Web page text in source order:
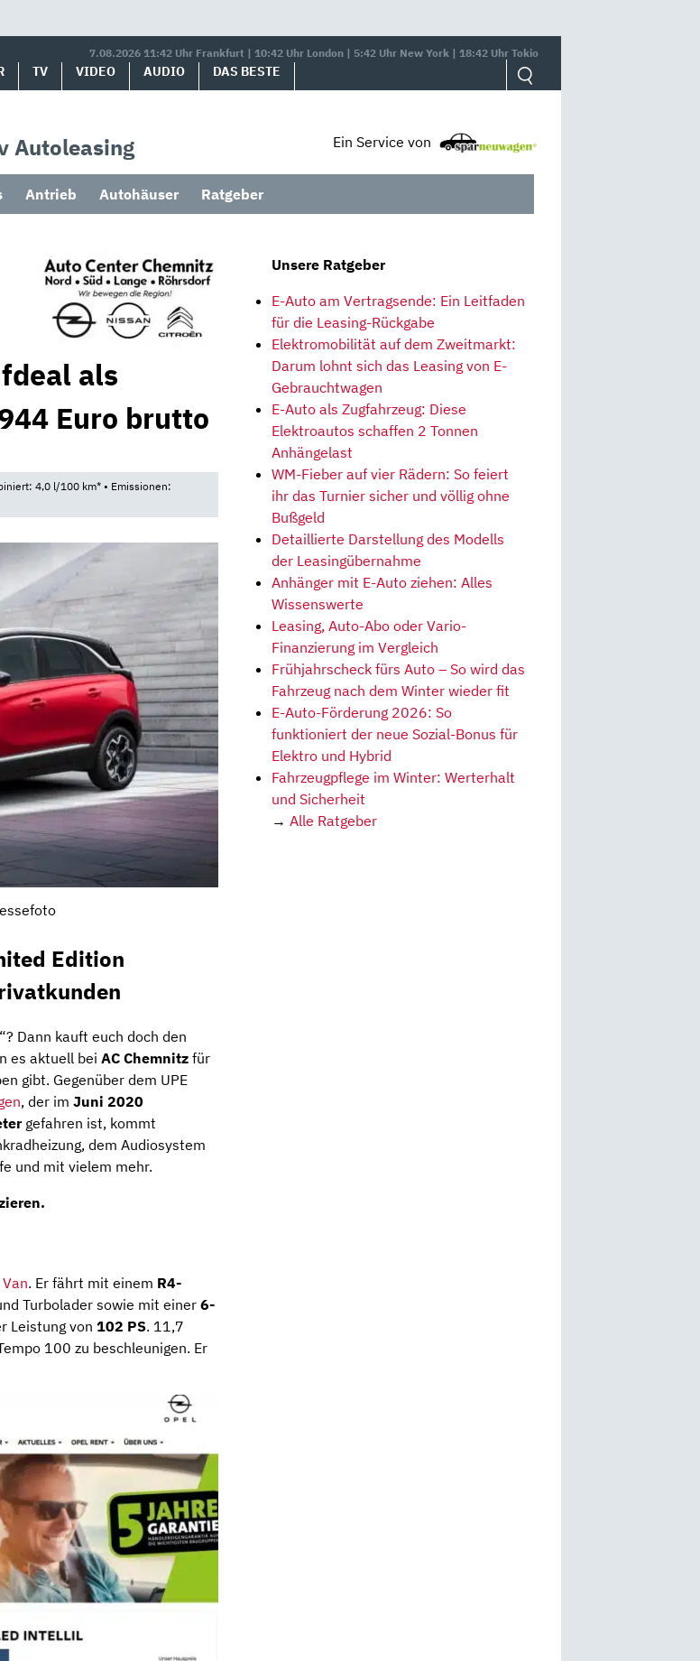
7.08.2026 11:42 Uhr Frankfurt | 10:42 Uhr London | 5:42 Uhr New York | 18:42 Uhr Tokio
TV VIDEO AUDIO DAS BESTE
Autoleasing Ein Service von
Antrieb Autohäuser Ratgeber
als
Euro brutto
4,0 l/100 km* • Emissionen:
Edition
Dann kauft euch doch den
es aktuell bei AC Chemnitz für
gibt. Gegenüber dem UPE
, der im Juni 2020
gefahren ist, kommt
dem Audiosystem
und mit vielem mehr.
Van. Er fährt mit einem R4-
Turbolader sowie mit einer6-
Leistung von 102 PS. 11,7
100 zu beschleunigen. Er
Unsere Ratgeber
E-Auto am Vertragsende: Ein Leitfaden
für die Leasing-Rückgabe
Elektromobilität auf dem Zweitmarkt:
Darum lohnt sich das Leasing von E-
Gebrauchtwagen
E-Auto als Zugfahrzeug: Diese
Elektroautos schaffen 2 Tonnen
Anhängelast
WM-Fieber auf vier Rädern: So feiert
ihr das Turnier sicher und völlig ohne
Bußgeld
Detaillierte Darstellung des Modells
der Leasingübernahme
Anhänger mit E-Auto ziehen: Alles
Wissenswerte
Leasing, Auto-Abo oder Vario-
Finanzierung im Vergleich
Frühjahrscheck fürs Auto – So wird das
Fahrzeug nach dem Winter wieder fit
E-Auto-Förderung 2026: So
funktioniert der neue Sozial-Bonus für
Elektro und Hybrid
Fahrzeugpflege im Winter: Werterhalt
und Sicherheit
→ Alle Ratgeber